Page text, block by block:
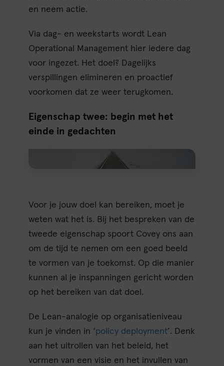
en neem actie.
Via dag- en weekstarts wordt Lean
Operational Management hier iedere dag
voor ingezet. Het doel? Dagelijks
verspillingen elimineren en proactief
voorkomen dat ze weer terugkomen.
Eigenschap twee: begin met het
einde in gedachten
Voor je jouw doel kan bereiken, moet je
weten wat het is. Bij het bespreken van de
tweede eigenschap spoort Covey ons aan
om de tijd te nemen om een goed beeld
te vormen van je toekomst. Op die manier
kunnen al je inspanningen gericht worden
op het bereiken van dat doel.
De Lean-analogie op organisatieniveau
kun je vinden in ‘policy deployment’. Denk
aan het uitrollen van het beleid, het
vormen van een visie en het invullen van